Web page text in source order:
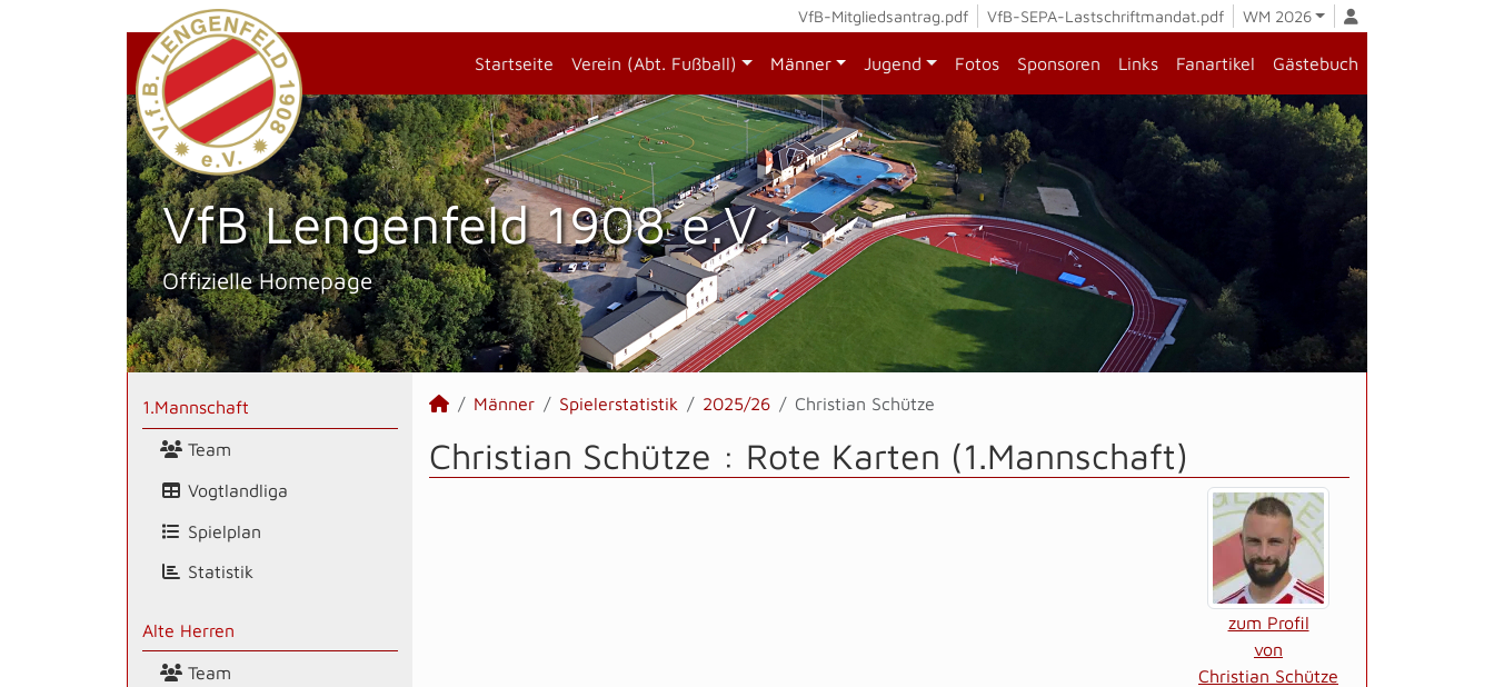
VfB-Mitgliedsantrag.pdf VfB-SEPA-Lastschriftmandat.pdf WM 2026
Startseite Verein (Abt. Fußball) Männer Jugend Fotos Sponsoren Links Fanartikel Gästebuch
VfB Lengenfeld 1908 e.V.
Offizielle Homepage
1.Mannschaft
Team
Vogtlandliga
Spielplan
Statistik
Alte Herren
Team
Männer Spielerstatistik 2025/26 Christian Schütze
Christian Schütze : Rote Karten (1.Mannschaft)
zum Profil
von
Christian Schütze